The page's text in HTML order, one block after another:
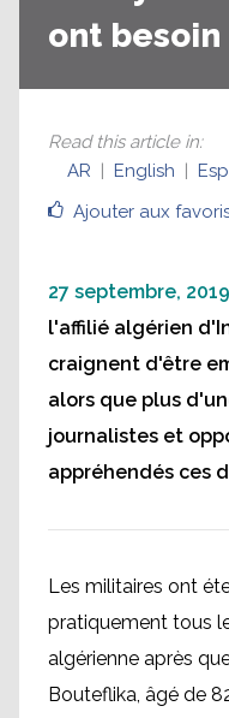
ont
Ajouter aux
Read this article in:
AR
English
27 septembre, 2019
l'affilié algérien
craignent d'être
alors que plus
journalistes et
appréhendés ces
Les militaires ont
pratiquement tous
algérienne après
Bouteflika, âgé de